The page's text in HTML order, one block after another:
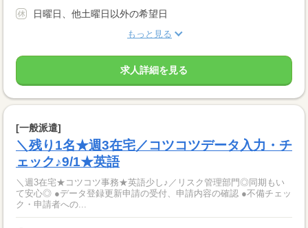
日曜日、他土曜日以外の希望日
もっと見る
求人詳細を見る
[一般派遣]
＼残り1名★週3在宅／コツコツデータ入力・チ
ェック♪9/1★英語
＼週3在宅★コツコツ事務★英語少し♪／リスク管理部門◎同期もい
て安心◎ ●データ登録更新申請の受付、申請内容の確認 ●不備チェッ
ク・申請者への...